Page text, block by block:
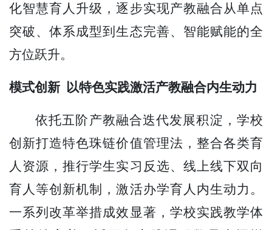
化智慧育人升级，逐步实现产教融合从单点
突破、体系成型到生态完善、智能赋能的全
方位跃升。
模式创新 以特色实践激活产教融合内生动力
依托五阶产教融合迭代发展积淀，学校
创新打造特色珠链价值管理法，整合各类育
人资源，推行学生实习反选、线上线下双向
育人等创新机制，激活办学育人内生动力。
一系列改革举措成效显著，学校实践教学体